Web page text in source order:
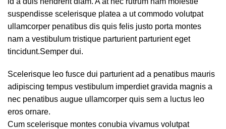
suspendisse scelerisque platea a ut commodo volutpat
ullamcorper penatibus dis quis felis justo porta montes
nam a vestibulum tristique parturient parturient eget
tincidunt.Semper dui.
Scelerisque leo fusce dui parturient ad a penatibus mauris
adipiscing tempus vestibulum imperdiet gravida magnis a
nec penatibus augue ullamcorper quis sem a luctus leo
eros ornare.
Cum scelerisque montes conubia vivamus volutpat